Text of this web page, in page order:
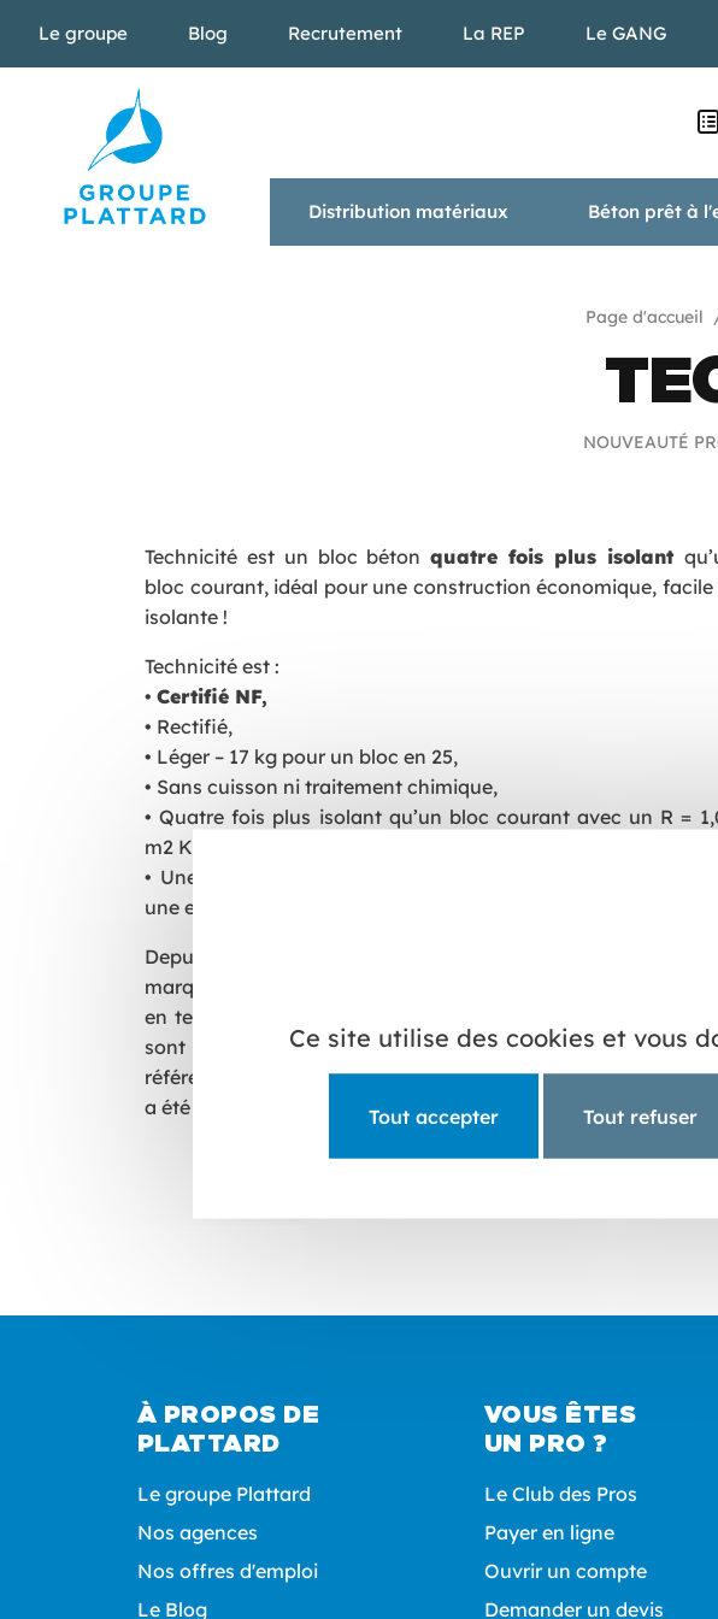
Ce site utilise des cookies et vous
Tout accepter Tout refuser
Le groupe Blog Recrutement La REP Le GANG
Distribution matériaux Béton prêt à
Page d'accueil
NOUVEAUTÉ
Technicité est un bloc bétonquatre fois plus isolant
bloc courant, idéal pour une construction économique, facile
isolante !
Technicité est :
• Certifié NF,
• Rectifié,
• Léger – 17 kg pour un bloc en 25,
• Sans cuisson ni traitement chimique,
• Quatre fois plus isolant qu’un bloc courant avec un R =
m2 K/W,
• Une réponse aux nouveaux enjeux de la RE2020 qui
une exigence accrue en matière d’isolation et d’impact CO2.
Depuis le 20 juillet 2022 il est certifié NF par le CERIB.
marque volontaire prouve que les caractéristiques des
en termes de qualité, sécurité, durabilité et aptitude à
sont conformes aux exigences des normes françaises
référence : c’est ainsi que la résistance thermique de ce
a été certifiée à 1.05 m2K/W soit 4 fois plus qu’un bloc courant
À PROPOS DE
PLATTARD
Le groupe Plattard
Nos agences
Nos offres d'emploi
Le Blog
VOUS ÊTES
UN PRO ?
Le Club des Pros
Payer en ligne
Ouvrir un compte
Demander un devis